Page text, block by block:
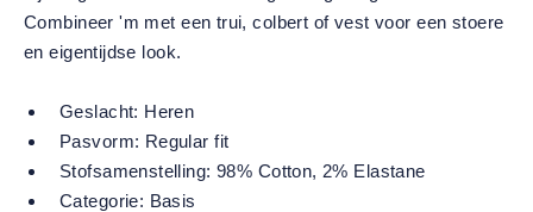
Combineer 'm met een trui, colbert of vest voor een stoere
en eigentijdse look.
Geslacht: Heren
Pasvorm: Regular fit
Stofsamenstelling: 98% Cotton, 2% Elastane
Categorie: Basis